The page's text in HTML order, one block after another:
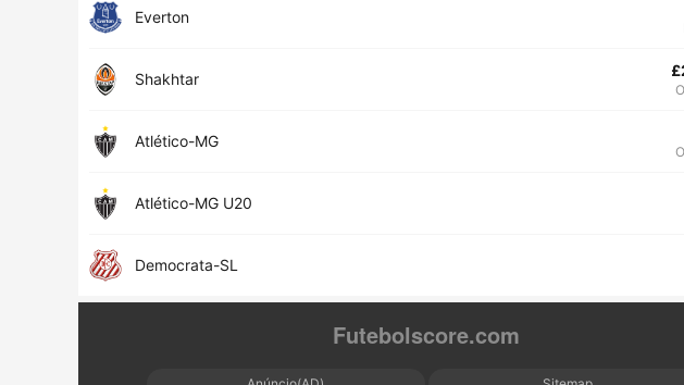
Everton
Shakhtar
Atlético-MG
Atlético-MG U20
Democrata-SL
Futebolscore.com